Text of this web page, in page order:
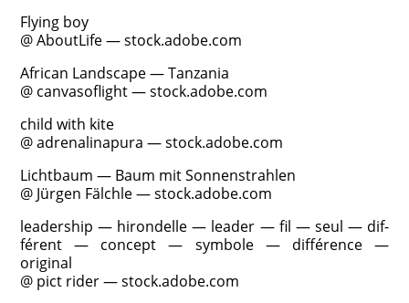
Fly­ing boy
@ About­Life — stock.adobe.com
Afri­can Land­scape — Tanzania
@ can­va­sof­light — stock.adobe.com
child with kite
@ adre­na­lin­a­pura — stock.adobe.com
Licht­baum — Baum mit Sonnenstrahlen
@ Jür­gen Fälch­le — stock.adobe.com
lea­der­ship — hiron­del­le — lea­der — fil — seul — dif­
fé­rent — con­cept — sym­bo­le — dif­fé­rence —
original
@ pict rider — stock.adobe.com